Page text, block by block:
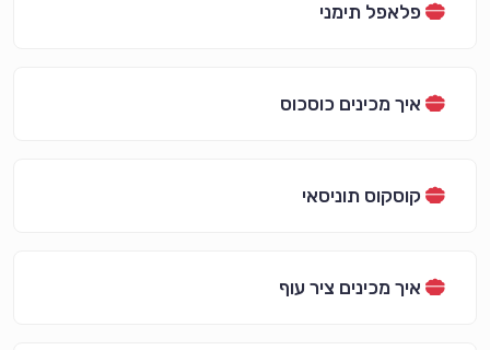
פלאפל תימני
איך מכינים כוסכוס
קוסקוס תוניסאי
איך מכינים ציר עוף